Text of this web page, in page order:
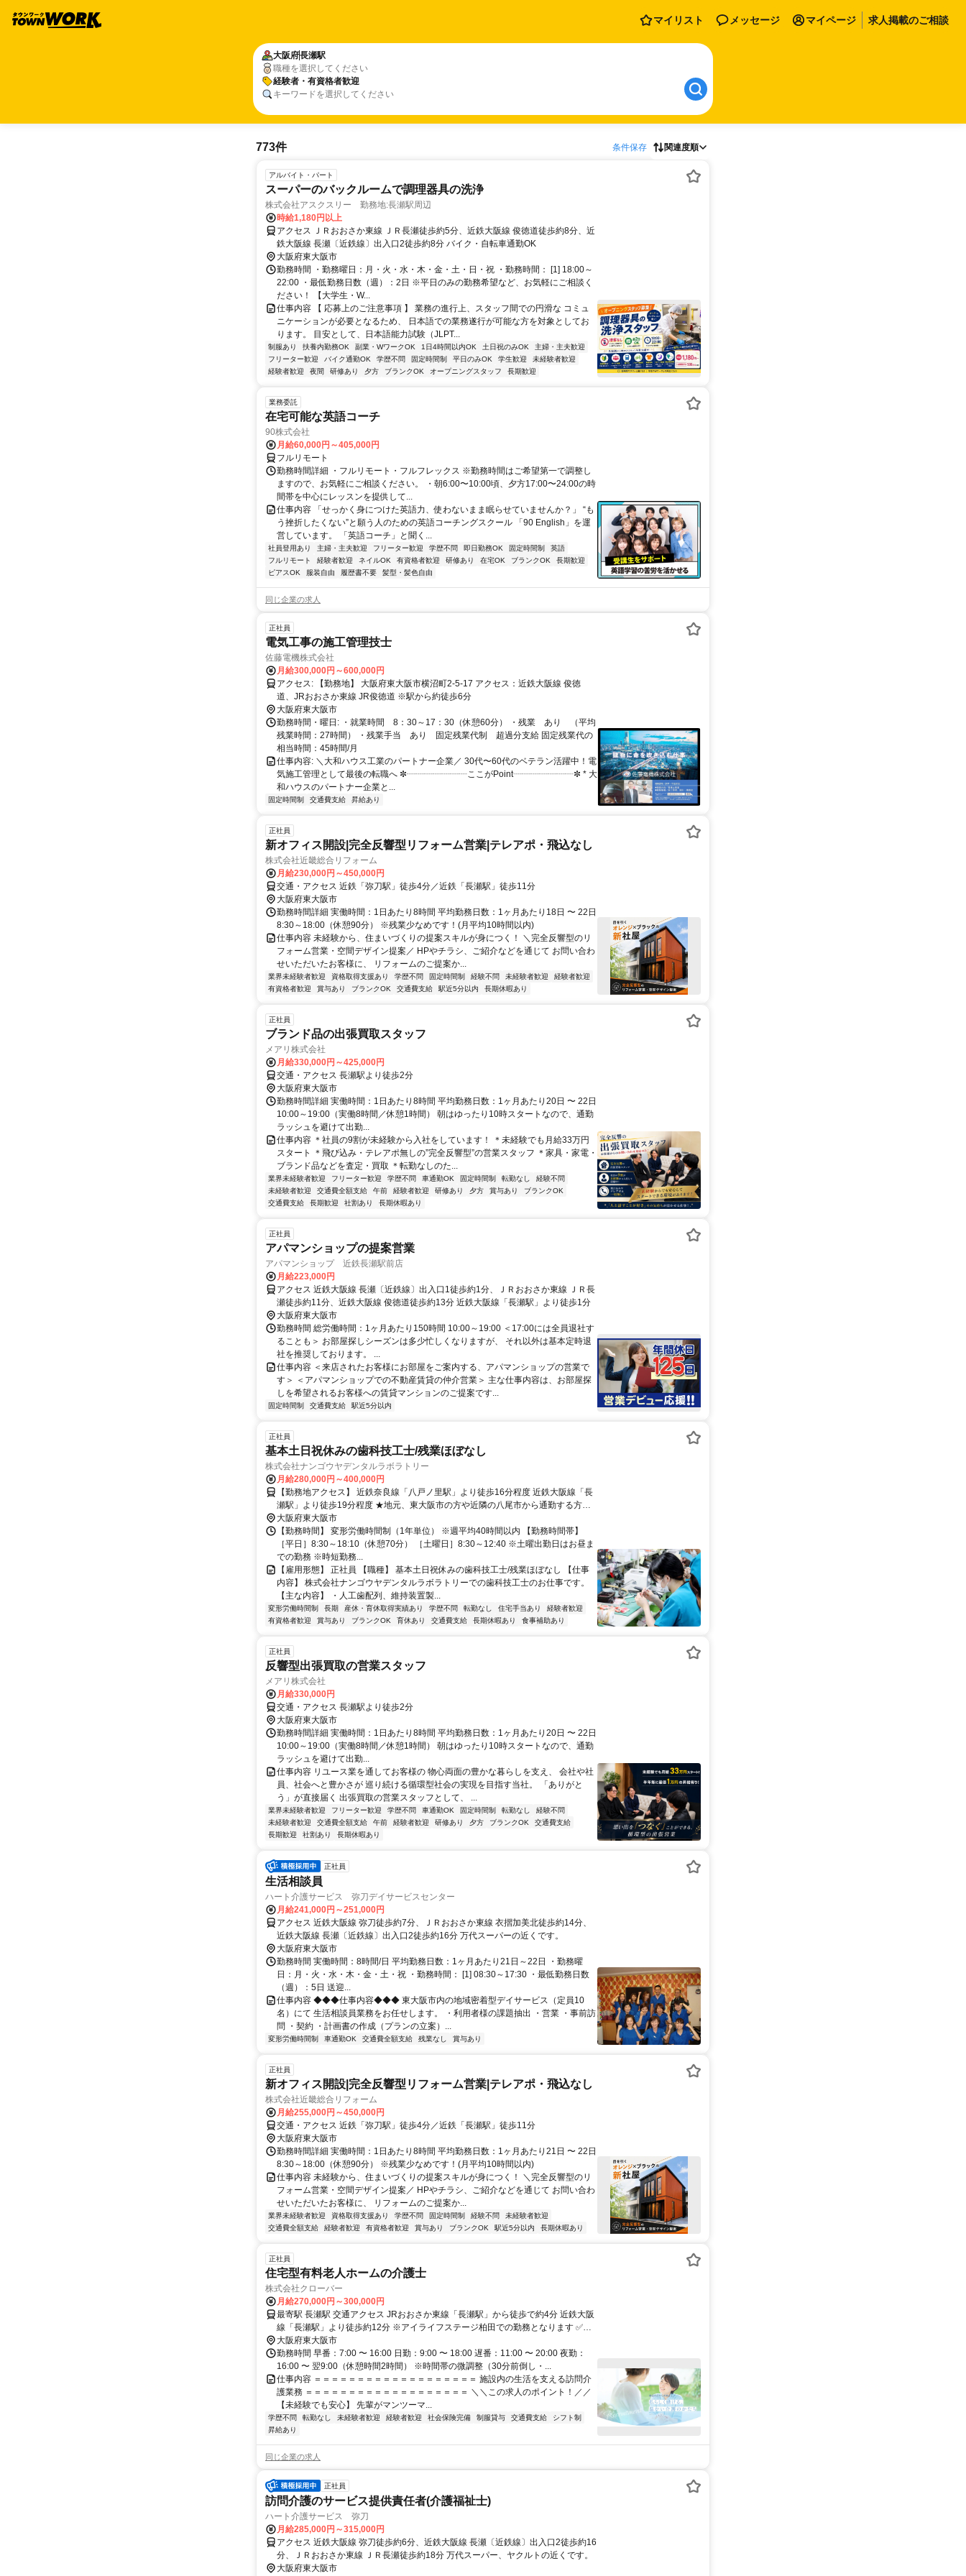
マイリスト メッセージ マイページ 求人掲載のご相談
大阪府長瀬駅
職種を選択してください
経験者・有資格者歓迎
キーワードを選択してください
773件 条件保存 関連度順
アルバイト・パート
スーパーのバックルームで調理器具の洗浄
株式会社アスクスリー 勤務地:長瀬駅周辺
時給1,180円以上
アクセス ＪＲおおさか東線 ＪＲ長瀬徒歩約5分、近鉄大阪線 俊徳道徒歩約8分、近
鉄大阪線 長瀬〔近鉄線〕出入口2徒歩約8分 バイク・自転車通勤OK
大阪府東大阪市
勤務時間 ・勤務曜日：月・火・水・木・金・土・日・祝 ・勤務時間： [1] 18:00～
22:00 ・最低勤務日数（週）：2日 ※平日のみの勤務希望など、お気軽にご相談く
ださい！ 【大学生・W...
仕事内容 【 応募上のご注意事項 】 業務の進行上、スタッフ間での円滑な コミュ
ニケーションが必要となるため、 日本語での業務遂行が可能な方を対象としてお
ります。 目安として、日本語能力試験（JLPT...
制服あり 扶養内勤務OK 副業・WワークOK 1日4時間以内OK 土日祝のみOK
主婦・主夫歓迎
フリーター歓迎
バイク通勤OK 学歴不問 固定時間制 平日のみOK 学生歓迎
未経験者歓迎
経験者歓迎
夜間 研修あり 夕方 ブランクOK オープニングスタッフ 長期歓迎
業務委託
在宅可能な英語コーチ
90株式会社
月給60,000円～405,000円
フルリモート
勤務時間詳細 ・フルリモート・フルフレックス ※勤務時間はご希望第一で調整し
ますので、お気軽にご相談ください。 ・朝6:00〜10:00頃、夕方17:00〜24:00の時
間帯を中心にレッスンを提供して...
仕事内容 「せっかく身につけた英語力、使わないまま眠らせていませんか？」 “も
う挫折したくない”と願う人のための英語コーチングスクール 「90 English」を運
営しています。 「英語コーチ」と聞く...
社員登用あり 主婦・主夫歓迎 フリーター歓迎 学歴不問 即日勤務OK 固定時間制
英語
フルリモート
経験者歓迎 ネイルOK 有資格者歓迎 研修あり 在宅OK ブランクOK
長期歓迎
ピアスOK
服装自由 履歴書不要 髪型・髪色自由
同じ企業の求人
正社員
電気工事の施工管理技士
佐藤電機株式会社
月給300,000円～600,000円
アクセス: 【勤務地】 大阪府東大阪市横沼町2-5-17 アクセス：近鉄大阪線 俊徳
道、JRおおさか東線 JR俊徳道 ※駅から約徒歩6分
大阪府東大阪市
勤務時間・曜日: ・就業時間 8：30～17：30（休憩60分） ・残業 あり （平均
残業時間：27時間） ・残業手当 あり 固定残業代制 超過分支給 固定残業代の
相当時間：45時間/月
仕事内容: ＼大和ハウス工業のパートナー企業／ 30代〜60代のベテラン活躍中！電
気施工管理として最後の転職へ ✼┈┈┈┈┈┈┈ここがPoint┈┈┈┈┈┈┈✼ * 大
和ハウスのパートナー企業と...
固定時間制 交通費支給 昇給あり
正社員
新オフィス開設|完全反響型リフォーム営業|テレアポ・飛込なし
株式会社近畿総合リフォーム
月給230,000円～450,000円
交通・アクセス 近鉄「弥刀駅」徒歩4分／近鉄「長瀬駅」徒歩11分
大阪府東大阪市
勤務時間詳細 実働時間：1日あたり8時間 平均勤務日数：1ヶ月あたり18日 〜 22日
8:30～18:00（休憩90分） ※残業少なめです！(月平均10時間以内)
仕事内容 未経験から、住まいづくりの提案スキルが身につく！ ＼完全反響型のリ
フォーム営業・空間デザイン提案／ HPやチラシ、ご紹介などを通じて お問い合わ
せいただいたお客様に、 リフォームのご提案か...
業界未経験者歓迎 資格取得支援あり 学歴不問 固定時間制 経験不問 未経験者歓迎
経験者歓迎
有資格者歓迎
賞与あり ブランクOK 交通費支給 駅近5分以内 長期休暇あり
正社員
ブランド品の出張買取スタッフ
メアリ株式会社
月給330,000円～425,000円
交通・アクセス 長瀬駅より徒歩2分
大阪府東大阪市
勤務時間詳細 実働時間：1日あたり8時間 平均勤務日数：1ヶ月あたり20日 〜 22日
10:00～19:00（実働8時間／休憩1時間） 朝はゆったり10時スタートなので、通勤
ラッシュを避けて出勤...
仕事内容 ＊社員の9割が未経験から入社をしています！ ＊未経験でも月給33万円
スタート ＊飛び込み・テレアポ無しの”完全反響型”の営業スタッフ ＊家具・家電・
ブランド品などを査定・買取 ＊転勤なしのた...
業界未経験者歓迎 フリーター歓迎 学歴不問 車通勤OK 固定時間制 転勤なし
経験不問
未経験者歓迎
交通費全額支給 午前 経験者歓迎 研修あり 夕方 賞与あり
ブランクOK
交通費支給
長期歓迎 社割あり 長期休暇あり
正社員
アパマンショップの提案営業
アパマンショップ 近鉄長瀬駅前店
月給223,000円
アクセス 近鉄大阪線 長瀬〔近鉄線〕出入口1徒歩約1分、ＪＲおおさか東線 ＪＲ長
瀬徒歩約11分、近鉄大阪線 俊徳道徒歩約13分 近鉄大阪線「長瀬駅」より徒歩1分
大阪府東大阪市
勤務時間 総労働時間：1ヶ月あたり150時間 10:00～19:00 ＜17:00には全員退社す
ることも＞ お部屋探しシーズンは多少忙しくなりますが、 それ以外は基本定時退
社を推奨しております。 ...
仕事内容 ＜来店されたお客様にお部屋をご案内する、アパマンショップの営業で
す＞ ＜アパマンショップでの不動産賃貸の仲介営業＞ 主な仕事内容は、お部屋探
しを希望されるお客様への賃貸マンションのご提案です...
固定時間制 交通費支給 駅近5分以内
正社員
基本土日祝休みの歯科技工士/残業ほぼなし
株式会社ナンゴウヤデンタルラボラトリー
月給280,000円～400,000円
【勤務地アクセス】 近鉄奈良線「八戸ノ里駅」より徒歩16分程度 近鉄大阪線「長
瀬駅」より徒歩19分程度 ★地元、東大阪市の方や近隣の八尾市から通勤する方が
多く在籍しています！
大阪府東大阪市
【勤務時間】 変形労働時間制（1年単位） ※週平均40時間以内 【勤務時間帯】
［平日］8:30～18:10（休憩70分） ［土曜日］8:30～12:40 ※土曜出勤日はお昼ま
での勤務 ※時短勤務...
【雇用形態】 正社員 【職種】 基本土日祝休みの歯科技工士/残業ほぼなし 【仕事
内容】 株式会社ナンゴウヤデンタルラボラトリーでの歯科技工士のお仕事です。
【主な内容】 ・人工歯配列、維持装置製...
変形労働時間制 長期 産休・育休取得実績あり 学歴不問 転勤なし 住宅手当あり
経験者歓迎
有資格者歓迎
賞与あり ブランクOK 育休あり 交通費支給 長期休暇あり 食事補助あり
正社員
反響型出張買取の営業スタッフ
メアリ株式会社
月給330,000円
交通・アクセス 長瀬駅より徒歩2分
大阪府東大阪市
勤務時間詳細 実働時間：1日あたり8時間 平均勤務日数：1ヶ月あたり20日 〜 22日
10:00～19:00（実働8時間／休憩1時間） 朝はゆったり10時スタートなので、通勤
ラッシュを避けて出勤...
仕事内容 リユース業を通してお客様の 物心両面の豊かな暮らしを支え、 会社や社
員、社会へと豊かさが 巡り続ける循環型社会の実現を目指す当社。 「ありがと
う」が直接届く 出張買取の営業スタッフとして、 ...
業界未経験者歓迎 フリーター歓迎 学歴不問 車通勤OK 固定時間制 転勤なし
経験不問
未経験者歓迎
交通費全額支給 午前 経験者歓迎 研修あり 夕方 ブランクOK
交通費支給
長期歓迎
社割あり 長期休暇あり
正社員
生活相談員
ハート介護サービス 弥刀デイサービスセンター
月給241,000円～251,000円
アクセス 近鉄大阪線 弥刀徒歩約7分、ＪＲおおさか東線 衣摺加美北徒歩約14分、
近鉄大阪線 長瀬〔近鉄線〕出入口2徒歩約16分 万代スーパーの近くです。
大阪府東大阪市
勤務時間 実働時間：8時間/日 平均勤務日数：1ヶ月あたり21日～22日 ・勤務曜
日：月・火・水・木・金・土・祝 ・勤務時間： [1] 08:30～17:30 ・最低勤務日数
（週）：5日 送迎...
仕事内容 ◆◆◆仕事内容◆◆◆ 東大阪市内の地域密着型デイサービス（定員10
名）にて 生活相談員業務をお任せします。 ・利用者様の課題抽出 ・営業 ・事前訪
問 ・契約 ・計画書の作成（プランの立案）...
変形労働時間制 車通勤OK 交通費全額支給 残業なし 賞与あり
正社員
新オフィス開設|完全反響型リフォーム営業|テレアポ・飛込なし
株式会社近畿総合リフォーム
月給255,000円～450,000円
交通・アクセス 近鉄「弥刀駅」徒歩4分／近鉄「長瀬駅」徒歩11分
大阪府東大阪市
勤務時間詳細 実働時間：1日あたり8時間 平均勤務日数：1ヶ月あたり21日 〜 22日
8:30～18:00（休憩90分） ※残業少なめです！(月平均10時間以内)
仕事内容 未経験から、住まいづくりの提案スキルが身につく！ ＼完全反響型のリ
フォーム営業・空間デザイン提案／ HPやチラシ、ご紹介などを通じて お問い合わ
せいただいたお客様に、 リフォームのご提案か...
業界未経験者歓迎 資格取得支援あり 学歴不問 固定時間制 経験不問
未経験者歓迎
交通費全額支給
経験者歓迎 有資格者歓迎 賞与あり ブランクOK 駅近5分以内 長期休暇あり
正社員
住宅型有料老人ホームの介護士
株式会社クローバー
月給270,000円～300,000円
最寄駅 長瀬駅 交通アクセス JRおおさか東線「長瀬駅」から徒歩で約4分 近鉄大阪
線「長瀬駅」より徒歩約12分 ※アイライフステージ柏田での勤務となります ✅交
通費支給 ✅駅近5分以内
大阪府東大阪市
勤務時間 早番：7:00 〜 16:00 日勤：9:00 〜 18:00 遅番：11:00 〜 20:00 夜勤：
16:00 〜 翌9:00（休憩時間2時間） ※時間帯の微調整（30分前倒し・...
仕事内容 ＝＝＝＝＝＝＝＝＝＝＝＝＝＝＝＝＝＝＝ 施設内の生活を支える訪問介
護業務 ＝＝＝＝＝＝＝＝＝＝＝＝＝＝＝＝＝＝＝ ＼＼この求人のポイント！／／
【未経験でも安心】 先輩がマンツーマ...
学歴不問 転勤なし 未経験者歓迎 経験者歓迎 社会保険完備 制服貸与 交通費支給
シフト制
昇給あり
同じ企業の求人
正社員
訪問介護のサービス提供責任者(介護福祉士)
ハート介護サービス 弥刀
月給285,000円～315,000円
アクセス 近鉄大阪線 弥刀徒歩約6分、近鉄大阪線 長瀬〔近鉄線〕出入口2徒歩約16
分、ＪＲおおさか東線 ＪＲ長瀬徒歩約18分 万代スーパー、ヤクルトの近くです。
大阪府東大阪市